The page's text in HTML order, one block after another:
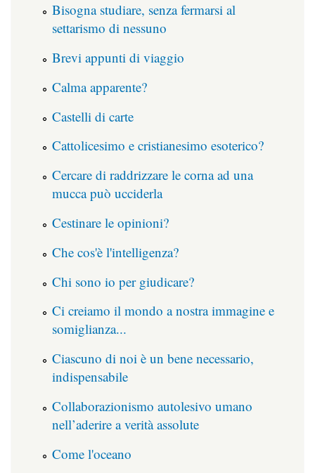
Bisogna studiare, senza fermarsi al
settarismo di nessuno
Brevi appunti di viaggio
Calma apparente?
Castelli di carte
Cattolicesimo e cristianesimo esoterico?
Cercare di raddrizzare le corna ad una
mucca può ucciderla
Cestinare le opinioni?
Che cos'è l'intelligenza?
Chi sono io per giudicare?
Ci creiamo il mondo a nostra immagine e
somiglianza...
Ciascuno di noi è un bene necessario,
indispensabile
Collaborazionismo autolesivo umano
nell’aderire a verità assolute
Come l'oceano